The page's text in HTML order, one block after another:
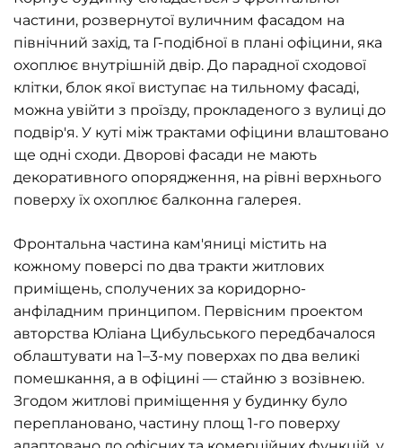
частини, розвернутої вуличним фасадом на
північний захід, та Г-подібної в плані офіцини, яка
охоплює внутрішній двір. До парадної сходової
клітки, блок якої виступає на тильному фасаді,
можна увійти з проїзду, прокладеного з вулиці до
подвір'я. У куті між трактами офіцини влаштовано
ще одні сходи. Дворові фасади не мають
декоративного опорядження, на рівні верхнього
поверху їх охоплює балконна галерея.
Фронтальна частина кам'яниці містить на
кожному поверсі по два тракти житлових
приміщень, сполучених за коридорно-
анфіладним принципом. Первісним проектом
авторства Юліана Цибульського передбачалося
облаштувати на 1–3-му поверхах по два великі
помешкання, а в офіцині — стайню з возівнею.
Згодом житлові приміщення у будинку було
переплановано, частину площ 1-го поверху